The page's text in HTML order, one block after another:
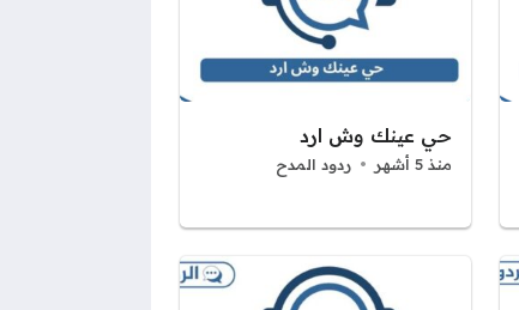
حي عينك وش ارد
منذ 5 أشهر ردود المدح